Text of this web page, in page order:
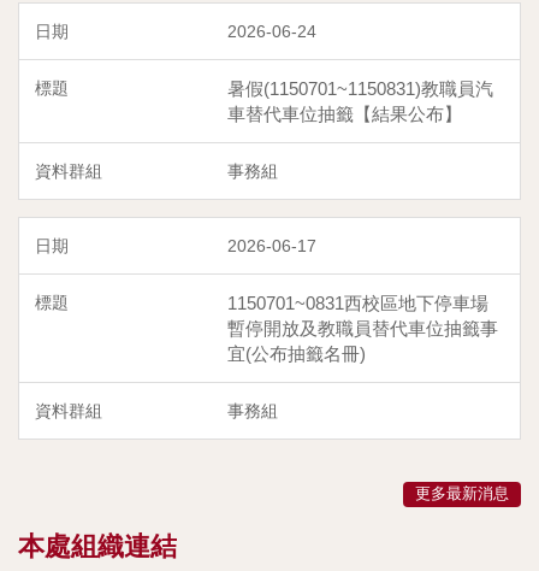
2026-06-24
暑假(1150701~1150831)教職員汽
車替代車位抽籤【結果公布】
事務組
2026-06-17
1150701~0831西校區地下停車場
暫停開放及教職員替代車位抽籤事
宜(公布抽籤名冊)
事務組
更多最新消息
本處組織連結